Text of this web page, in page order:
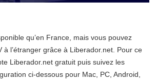
qu’en France, mais vous pouvez
à l’étranger grâce à Liberador.net. Pour ce
Liberador.net gratuit puis suivez les
ci-dessous pour Mac, PC, Android,